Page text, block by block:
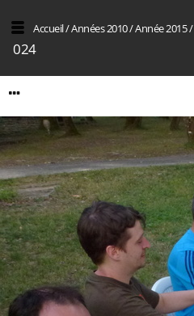
Accueil/Années 2010/Année 2015/
024